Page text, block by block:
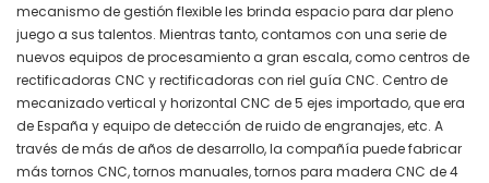
mecanismo de gestión flexible les brinda espacio para dar pleno
juego a sus talentos. Mientras tanto, contamos con una serie de
nuevos equipos de procesamiento a gran escala, como centros de
rectificadoras CNC y rectificadoras con riel guía CNC. Centro de
mecanizado vertical y horizontal CNC de 5 ejes importado, que era
de España y equipo de detección de ruido de engranajes, etc. A
través de más de años de desarrollo, la compañía puede fabricar
más tornos CNC, tornos manuales, tornos para madera CNC de 4